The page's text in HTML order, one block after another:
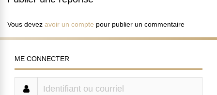
Vous devez avoir un compte pour publier un commentaire
ME CONNECTER